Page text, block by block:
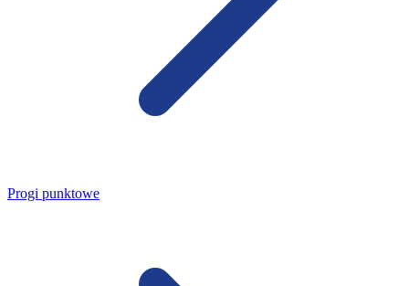
Progi punktowe